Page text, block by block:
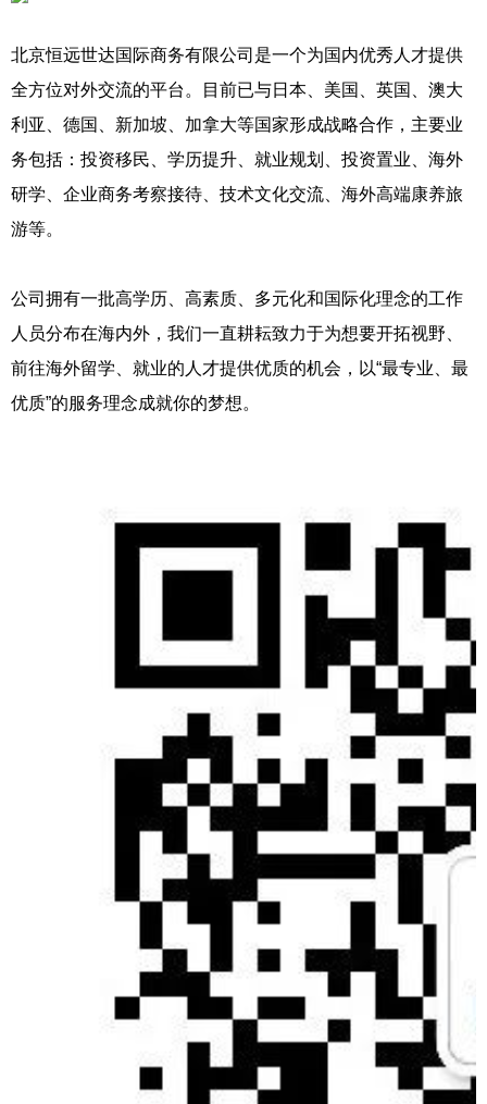
北京恒远世达国际商务有限公司是一个为国内优秀人才提供
全方位对外交流的平台。目前已与日本、美国、英国、澳大
利亚、德国、新加坡、加拿大等国家形成战略合作，主要业
务包括：投资移民、学历提升、就业规划、投资置业、海外
研学、企业商务考察接待、技术文化交流、海外高端康养旅
游等。
公司拥有一批高学历、高素质、多元化和国际化理念的工作
人员分布在海内外，我们一直耕耘致力于为想要开拓视野、
前往海外留学、就业的人才提供优质的机会，以“最专业、最
优质”的服务理念成就你的梦想。